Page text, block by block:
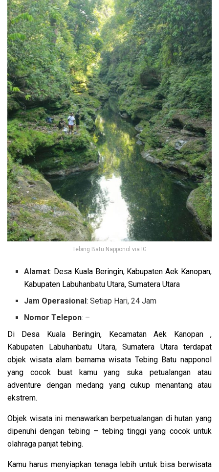
Tebing Batu Napponol via IG
Alamat: Desa Kuala Beringin, Kabupaten Aek Kanopan,
Kabupaten Labuhanbatu Utara, Sumatera Utara
Jam Operasional: Setiap Hari, 24 Jam
Nomor Telepon: –
Di Desa Kuala Beringin, Kecamatan Aek Kanopan ,
Kabupaten Labuhanbatu Utara, Sumatera Utara terdapat
objek wisata alam bernama wisata Tebing Batu napponol
yang cocok buat kamu yang suka petualangan atau
adventure dengan medang yang cukup menantang atau
ekstrem.
Objek wisata ini menawarkan berpetualangan di hutan yang
dipenuhi dengan tebing – tebing tinggi yang cocok untuk
olahraga panjat tebing.
Kamu harus menyiapkan tenaga lebih untuk bisa berwisata